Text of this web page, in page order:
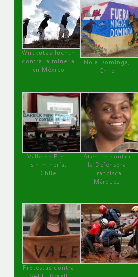
Wirakutas luchan
contra la minería
en México
No a Dominga,
Chile
Valle de Elqui
sin minería.
Chile
Atentan contra
la Defensora
Francisca
Márquez
Protestas contra